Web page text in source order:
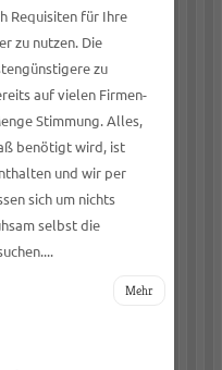
Requisiten für Ihre
zu nutzen. Die
zu
auf vielen Firmen-
Stimmung. Alles,
benötigt wird, ist
und wir per
sich um nichts
selbst die
Mehr